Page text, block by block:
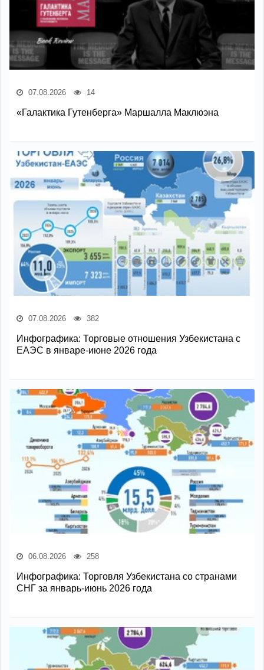
07.08.2026 14
«Галактика Гутенберга» Маршалла Маклюэна
07.08.2026 382
Инфографика: Торговые отношения Узбекистана с
ЕАЭС в январе-июне 2026 года
06.08.2026 258
Инфографика: Торговля Узбекистана со странами
СНГ за январь-июнь 2026 года